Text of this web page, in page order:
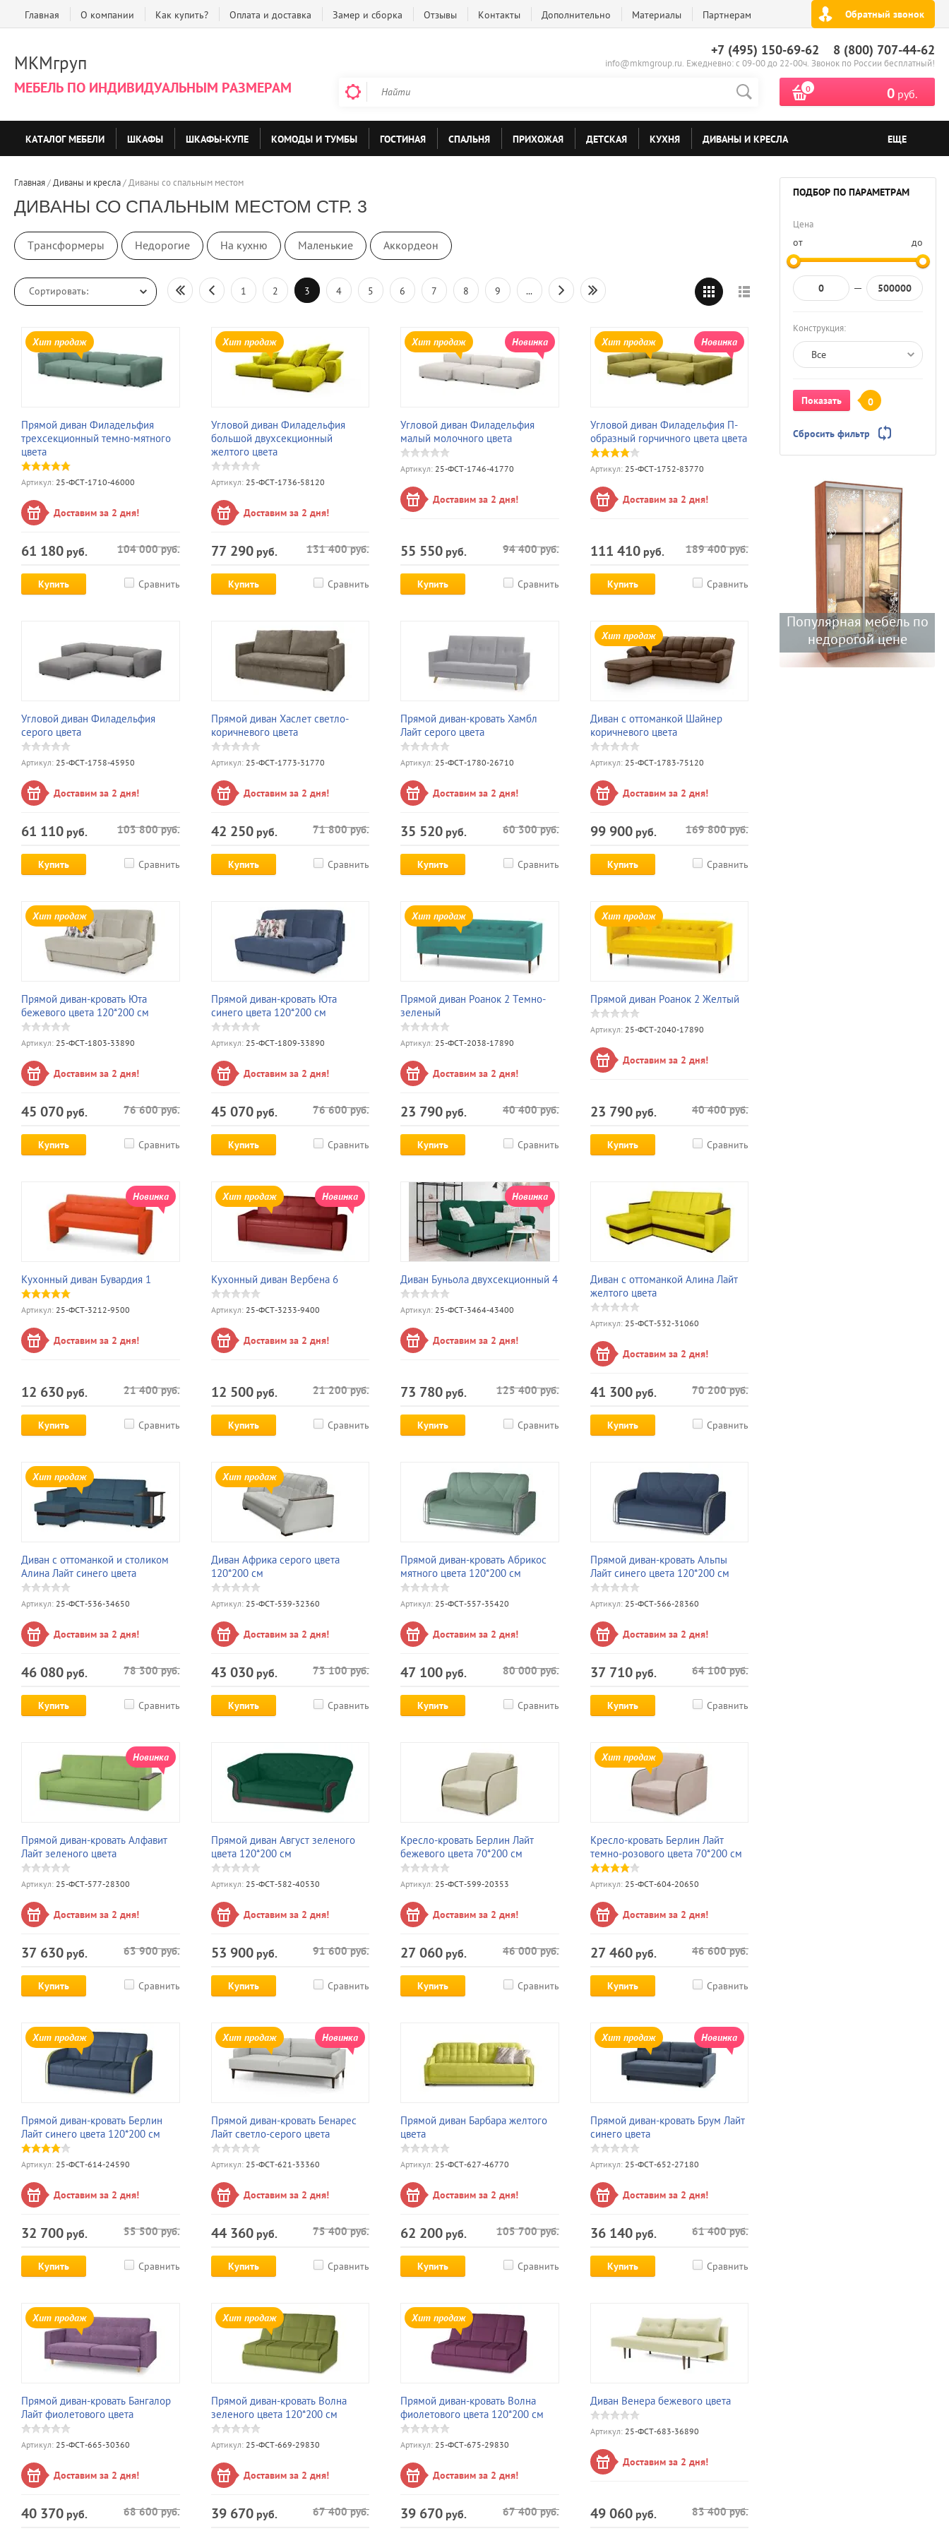
Главная О компании Как купить? Оплата и доставка Замер и сборка Отзывы Контакты Дополнительно Материалы Партнерам Обратный звонок
МКМгруп
МЕБЕЛЬ ПО ИНДИВИДУАЛЬНЫМ РАЗМЕРАМ
+7 (495) 150-69-62 8 (800) 707-44-62
info@mkmgroup.ru. Ежедневно: с 09-00 до 22-00ч. Звонок по России бесплатный!
0 0 руб.
КАТАЛОГ МЕБЕЛИ ШКАФЫ ШКАФЫ-КУПЕ КОМОДЫ И ТУМБЫ ГОСТИНАЯ СПАЛЬНЯ ПРИХОЖАЯ ДЕТСКАЯ КУХНЯ ДИВАНЫ И КРЕСЛА ЕЩЕ
ПОДБОР ПО ПАРАМЕТРАМ
Цена
от до
Конструкция:
Все
Показать 0
Сбросить фильтр
Популярная мебель по
недорогой цене
Главная / Диваны и кресла / Диваны со спальным местом
ДИВАНЫ СО СПАЛЬНЫМ МЕСТОМ СТР. 3
Трансформеры Недорогие На кухню Маленькие Аккордеон
Сортировать: 1 2 3 4 5 6 7 8 9 ...
Хит продаж
Прямой диван Филадельфия
трехсекционный темно-мятного
цвета
Артикул: 25-ФСТ-1710-46000
Доставим за 2 дня!
61 180 руб. 104 000руб.
Купить Сравнить
Хит продаж
Угловой диван Филадельфия
большой двухсекционный
желтого цвета
Артикул:25-ФСТ-1736-58120
Доставим за 2 дня!
77 290руб. 131 400руб.
Купить Сравнить
Хит продаж Новинка
Угловой диван Филадельфия
малый молочного цвета
Артикул: 25-ФСТ-1746-41770
Доставим за 2 дня!
55 550 руб. 94 400руб.
Купить Сравнить
Хит продаж Новинка
Угловой диван Филадельфия П-
образный горчичного цвета цвета
Артикул:25-ФСТ-1752-83770
Доставим за 2 дня!
111 410руб. 189 400руб.
Купить Сравнить
Угловой диван Филадельфия
серого цвета
Артикул: 25-ФСТ-1758-45950
Доставим за 2 дня!
61 110 руб. 103 800руб.
Купить Сравнить
Прямой диван Хаслет светло-
коричневого цвета
Артикул:25-ФСТ-1773-31770
Доставим за 2 дня!
42 250руб. 71 800руб.
Купить Сравнить
Прямой диван-кровать Хамбл
Лайт серого цвета
Артикул: 25-ФСТ-1780-26710
Доставим за 2 дня!
35 520 руб. 60 300руб.
Купить Сравнить
Хит продаж
Диван с оттоманкой Шайнер
коричневого цвета
Артикул:25-ФСТ-1783-75120
Доставим за 2 дня!
99 900руб. 169 800руб.
Купить Сравнить
Хит продаж
Прямой диван-кровать Юта
бежевого цвета 120*200 см
Артикул: 25-ФСТ-1803-33890
Доставим за 2 дня!
45 070 руб. 76 600руб.
Купить Сравнить
Прямой диван-кровать Юта
синего цвета 120*200 см
Артикул:25-ФСТ-1809-33890
Доставим за 2 дня!
45 070руб. 76 600руб.
Купить Сравнить
Хит продаж
Прямой диван Роанок 2 Темно-
зеленый
Артикул: 25-ФСТ-2038-17890
Доставим за 2 дня!
23 790 руб. 40 400руб.
Купить Сравнить
Хит продаж
Прямой диван Роанок 2 Желтый
Артикул:25-ФСТ-2040-17890
Доставим за 2 дня!
23 790руб. 40 400руб.
Купить Сравнить
Новинка
Кухонный диван Бувардия 1
Артикул: 25-ФСТ-3212-9500
Доставим за 2 дня!
12 630 руб. 21 400руб.
Купить Сравнить
Хит продаж Новинка
Кухонный диван Вербена 6
Артикул:25-ФСТ-3233-9400
Доставим за 2 дня!
12 500руб. 21 200руб.
Купить Сравнить
Новинка
Диван Буньола двухсекционный 4
Артикул: 25-ФСТ-3464-43400
Доставим за 2 дня!
73 780 руб. 125 400руб.
Купить Сравнить
Диван с оттоманкой Алина Лайт
желтого цвета
Артикул:25-ФСТ-532-31060
Доставим за 2 дня!
41 300руб. 70 200руб.
Купить Сравнить
Хит продаж
Диван с оттоманкой и столиком
Алина Лайт синего цвета
Артикул: 25-ФСТ-536-34650
Доставим за 2 дня!
46 080 руб. 78 300руб.
Купить Сравнить
Хит продаж
Диван Африка серого цвета
120*200 см
Артикул:25-ФСТ-539-32360
Доставим за 2 дня!
43 030руб. 73 100руб.
Купить Сравнить
Прямой диван-кровать Абрикос
мятного цвета 120*200 см
Артикул: 25-ФСТ-557-35420
Доставим за 2 дня!
47 100 руб. 80 000руб.
Купить Сравнить
Прямой диван-кровать Альпы
Лайт синего цвета 120*200 см
Артикул:25-ФСТ-566-28360
Доставим за 2 дня!
37 710руб. 64 100руб.
Купить Сравнить
Новинка
Прямой диван-кровать Алфавит
Лайт зеленого цвета
Артикул: 25-ФСТ-577-28300
Доставим за 2 дня!
37 630 руб. 63 900руб.
Купить Сравнить
Прямой диван Август зеленого
цвета 120*200 см
Артикул:25-ФСТ-582-40530
Доставим за 2 дня!
53 900руб. 91 600руб.
Купить Сравнить
Кресло-кровать Берлин Лайт
бежевого цвета 70*200 см
Артикул: 25-ФСТ-599-20353
Доставим за 2 дня!
27 060 руб. 46 000руб.
Купить Сравнить
Хит продаж
Кресло-кровать Берлин Лайт
темно-розового цвета 70*200 см
Артикул:25-ФСТ-604-20650
Доставим за 2 дня!
27 460руб. 46 600руб.
Купить Сравнить
Хит продаж
Прямой диван-кровать Берлин
Лайт синего цвета 120*200 см
Артикул: 25-ФСТ-614-24590
Доставим за 2 дня!
32 700 руб. 55 500руб.
Купить Сравнить
Хит продаж Новинка
Прямой диван-кровать Бенарес
Лайт светло-серого цвета
Артикул:25-ФСТ-621-33360
Доставим за 2 дня!
44 360руб. 75 400руб.
Купить Сравнить
Прямой диван Барбара желтого
цвета
Артикул: 25-ФСТ-627-46770
Доставим за 2 дня!
62 200 руб. 105 700руб.
Купить Сравнить
Хит продаж Новинка
Прямой диван-кровать Брум Лайт
синего цвета
Артикул:25-ФСТ-652-27180
Доставим за 2 дня!
36 140руб. 61 400руб.
Купить Сравнить
Хит продаж
Прямой диван-кровать Бангалор
Лайт фиолетового цвета
Артикул: 25-ФСТ-665-30360
Доставим за 2 дня!
40 370 руб. 68 600руб.
Хит продаж
Прямой диван-кровать Волна
зеленого цвета 120*200 см
Артикул:25-ФСТ-669-29830
Доставим за 2 дня!
39 670руб. 67 400руб.
Хит продаж
Прямой диван-кровать Волна
фиолетового цвета 120*200 см
Артикул: 25-ФСТ-675-29830
Доставим за 2 дня!
39 670 руб. 67 400руб.
Диван Венера бежевого цвета
Артикул:25-ФСТ-683-36890
Доставим за 2 дня!
49 060руб. 83 400руб.